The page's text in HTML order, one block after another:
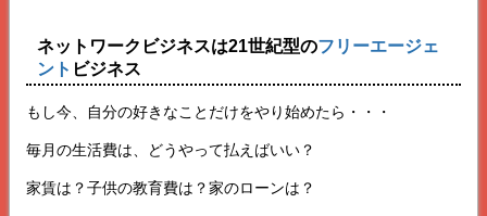
ネットワークビジネスは21世紀型のフリーエージェ
ント ビジネス
もし今、自分の好きなことだけをやり始めたら・・・
毎月の生活費は、どうやって払えばいい？
家賃は？子供の教育費は？家のローンは？